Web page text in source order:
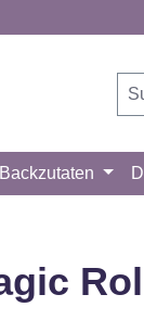
Backzutaten